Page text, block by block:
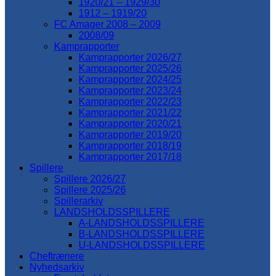
1912 – 1919/20
FC Amager 2008 – 2009
2008/09
Kamprapporter
Kamprapporter 2026/27
Kamprapporter 2025/26
Kamprapporter 2024/25
Kamprapporter 2023/24
Kamprapporter 2022/23
Kamprapporter 2021/22
Kamprapporter 2020/21
Kamprapporter 2019/20
Kamprapporter 2018/19
Kamprapporter 2017/18
Spillere
Spillere 2026/27
Spillere 2025/26
Spillerarkiv
LANDSHOLDSSPILLERE
A-LANDSHOLDSSPILLERE
B-LANDSHOLDSSPILLERE
U-LANDSHOLDSSPILLERE
Cheftrænere
Nyhedsarkiv